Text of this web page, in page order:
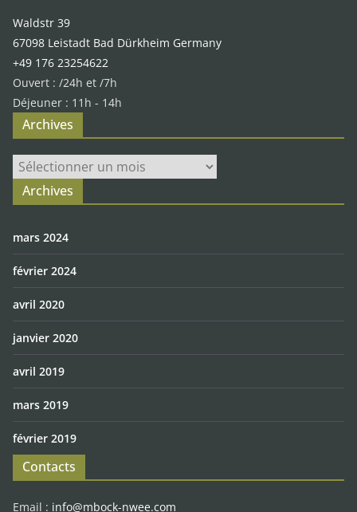
Waldstr 39
67098 Leistadt Bad Dürkheim Germany
+49 176 23254622
Ouvert : /24h et /7h
Déjeuner : 11h - 14h
Archives
Archives
Archives
mars 2024
février 2024
avril 2020
janvier 2020
avril 2019
mars 2019
février 2019
Contacts
Email : info@mbock-nwee.com